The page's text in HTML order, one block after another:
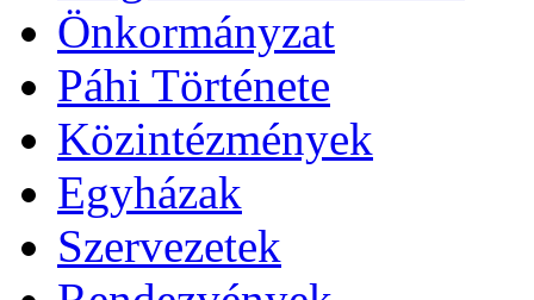
Önkormányzat
Páhi Története
Közintézmények
Egyházak
Szervezetek